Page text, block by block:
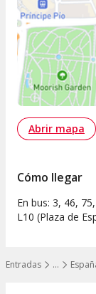
…
Mostrar
Entradas
Abrir mapa
Cómo llegar
En bus: 3, 46,
L10 (Plaza de